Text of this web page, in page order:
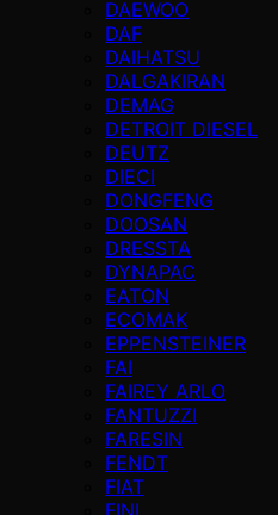
DAEWOO
DAF
DAIHATSU
DALGAKIRAN
DEMAG
DETROIT DIESEL
DEUTZ
DIECI
DONGFENG
DOOSAN
DRESSTA
DYNAPAC
EATON
ECOMAK
EPPENSTEINER
FAI
FAIREY ARLO
FANTUZZI
FARESIN
FENDT
FIAT
FINI